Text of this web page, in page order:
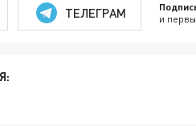
ТЕЛЕГРАМ и